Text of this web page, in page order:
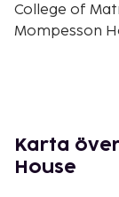
College of
Mompesson
Salisbury
Bishop's
Karta
House